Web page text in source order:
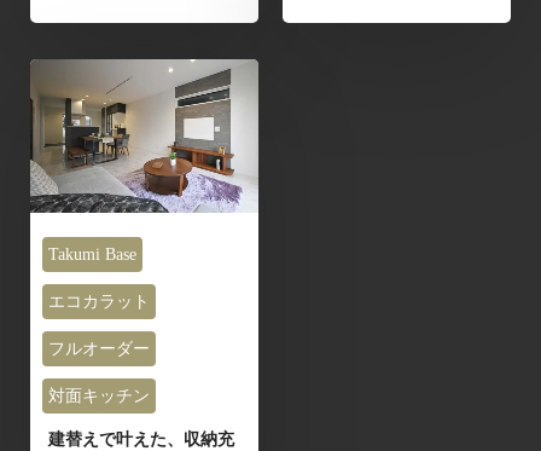
Takumi Base
エコカラット
フルオーダー
対面キッチン
建替えで叶えた、収納充